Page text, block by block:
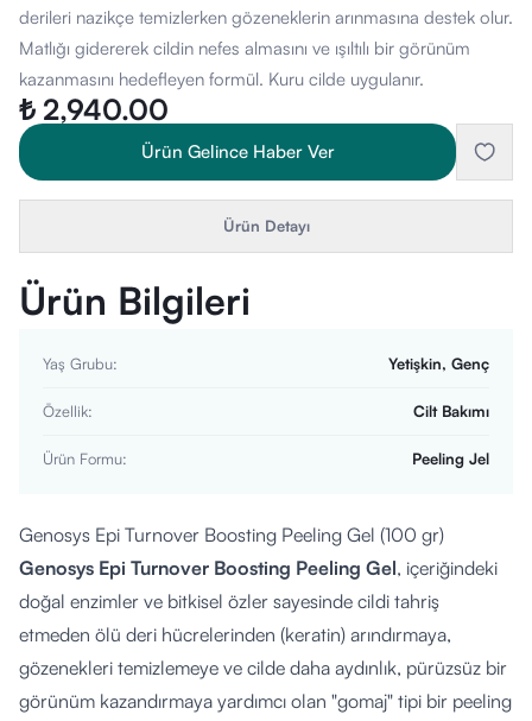
derileri nazikçe temizlerken gözeneklerin arınmasına destek olur.
Matlığı gidererek cildin nefes almasını ve ışıltılı bir görünüm
kazanmasını hedefleyen formül. Kuru cilde uygulanır.
₺ 2,940.00
Ürün Gelince Haber Ver
Ürün Detayı
Ürün Bilgileri
Yaş Grubu: Yetişkin, Genç
Özellik: Cilt Bakımı
Ürün Formu: Peeling Jel
Genosys Epi Turnover Boosting Peeling Gel (100 gr)
Genosys Epi Turnover Boosting Peeling Gel, içeriğindeki
doğal enzimler ve bitkisel özler sayesinde cildi tahriş
etmeden ölü deri hücrelerinden (keratin) arındırmaya,
gözenekleri temizlemeye ve cilde daha aydınlık, pürüzsüz bir
görünüm kazandırmaya yardımcı olan "gomaj" tipi bir peeling